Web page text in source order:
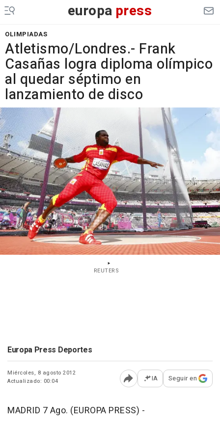
europa press
OLIMPIADAS
Atletismo/Londres.- Frank
Casañas logra diploma olímpico
al quedar séptimo en
lanzamiento de disco
REUTERS
Europa Press Deportes
Miércoles, 8 agosto 2012
Actualizado: 00:04
Abrir opciones para
IA Seguir en
MADRID 7 Ago. (EUROPA PRESS) -